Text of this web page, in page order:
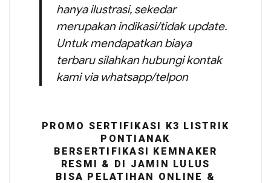
hanya ilustrasi, sekedar
merupakan indikasi/tidak update.
Untuk mendapatkan biaya
terbaru silahkan hubungi kontak
kami via whatsapp/telpon
PROMO SERTIFIKASI K3 LISTRIK
PONTIANAK
BERSERTIFIKASI KEMNAKER
RESMI & DI JAMIN LULUS
BISA PELATIHAN ONLINE &